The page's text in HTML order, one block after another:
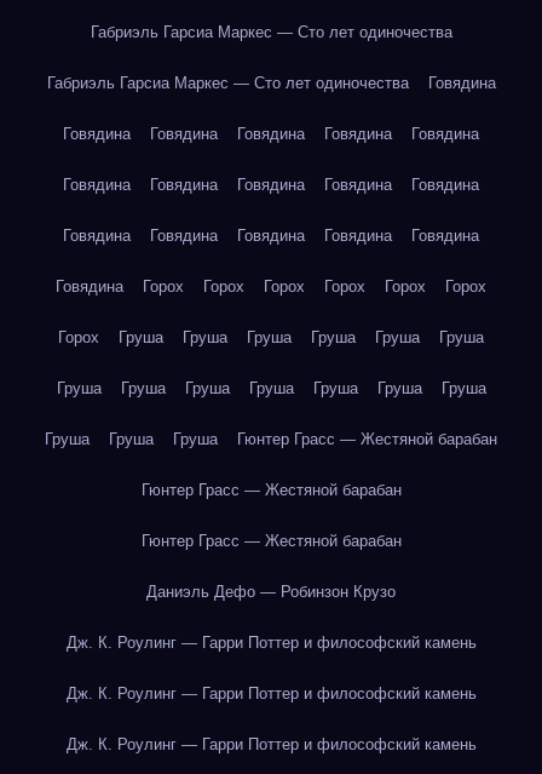
Габриэль Гарсиа Маркес — Сто лет одиночества
Габриэль Гарсиа Маркес — Сто лет одиночества Говядина
Говядина Говядина Говядина Говядина Говядина
Говядина Говядина Говядина Говядина Говядина
Говядина Говядина Говядина Говядина Говядина
Говядина Горох Горох Горох Горох Горох Горох
Горох Груша Груша Груша Груша Груша Груша
Груша Груша Груша Груша Груша Груша Груша
Груша Груша Груша Гюнтер Грасс — Жестяной барабан
Гюнтер Грасс — Жестяной барабан
Гюнтер Грасс — Жестяной барабан
Даниэль Дефо — Робинзон Крузо
Дж. К. Роулинг — Гарри Поттер и философский камень
Дж. К. Роулинг — Гарри Поттер и философский камень
Дж. К. Роулинг — Гарри Поттер и философский камень